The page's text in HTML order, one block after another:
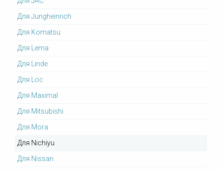
Для Jungheinrich
Для Komatsu
Для Lema
Для Linde
Для Loc
Для Maximal
Для Mitsubishi
Для Mora
Для Nichiyu
Для Nissan